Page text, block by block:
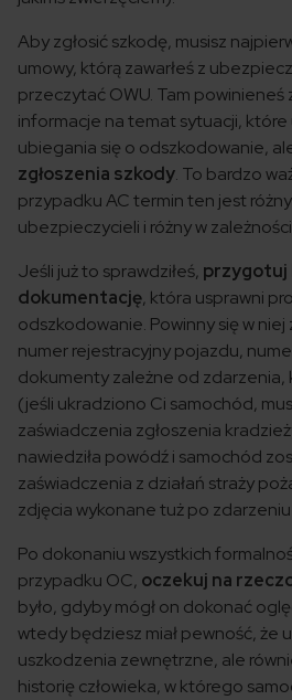
Aby zgłosić szkodę, musisz
umowy, którą zawarłeś z
przeczytać OWU. Tam powinieneś
informacje na temat sytuacji, które
ubiegania się o odszkodowanie,
zgłoszenia szkody. To bardzo
przypadku AC termin ten jest
ubezpieczycieli i różny w
Jeśli już to sprawdziłeś, przygotuj
dokumentację, która usprawni
odszkodowanie. Powinny się w
numer rejestracyjny pojazdu,
dokumenty zależne od zdarzenia,
(jeśli ukradziono Ci samochód,
zaświadczenia zgłoszenia
nawiedziła powódź i samochód
zaświadczenia z działań straży
zdjęcia wykonane tuż po
Po dokonaniu wszystkich
przypadku OC, oczekuj na
było, gdyby mógł on dokonać
wtedy będziesz miał pewność, że
uszkodzenia zewnętrzne, ale
historię człowieka, w którego